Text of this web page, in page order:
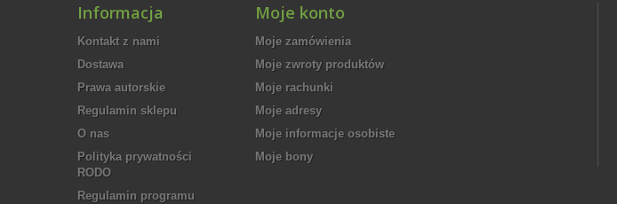
Informacja
Kontakt z nami
Dostawa
Prawa autorskie
Regulamin sklepu
O nas
Polityka prywatności
RODO
Regulamin programu
Moje konto
Moje zamówienia
Moje zwroty produktów
Moje rachunki
Moje adresy
Moje informacje osobiste
Moje bony